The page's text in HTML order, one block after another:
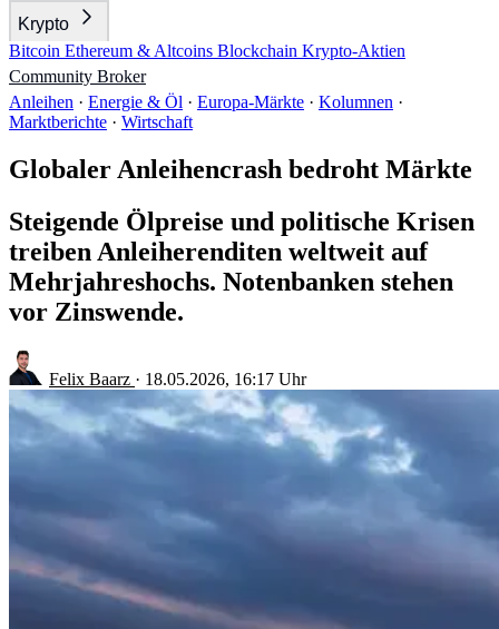
Krypto
Bitcoin Ethereum & Altcoins Blockchain Krypto-Aktien
Community Broker
Anleihen · Energie & Öl · Europa-Märkte · Kolumnen ·
Marktberichte · Wirtschaft
Globaler Anleihencrash bedroht Märkte
Steigende Ölpreise und politische Krisen
treiben Anleiherenditen weltweit auf
Mehrjahreshochs. Notenbanken stehen
vor Zinswende.
Felix Baarz · 18.05.2026, 16:17 Uhr